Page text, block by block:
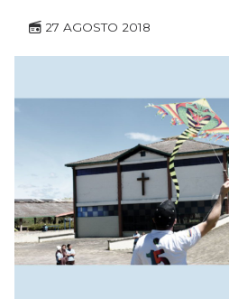
27 AGOSTO 2018